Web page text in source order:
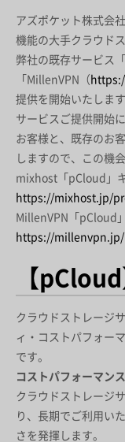
アズポケット株式会
機能の大手クラウド
弊社の既存サービス
「MillenVPN（
提供を開始いたします
サービスご提供開始
お客様と、既存のお
しますので、この機
mixhost「pCloud」
https://mixhost.jp/
MillenVPN「pCloud
https://
【
クラウドストレージ
ィ・コストパフォー
です。
コストパフォーマンス
クラウドストレージ
り、長期でご利用い
さを発揮します。